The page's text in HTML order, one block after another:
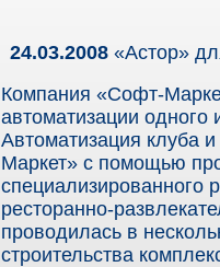
24.03.2008 «Астор»
Компания «Софт-
автоматизации одного
Автоматизация клуба
Маркет» с помощью
специализированного
ресторанно-
проводилась в
строительства